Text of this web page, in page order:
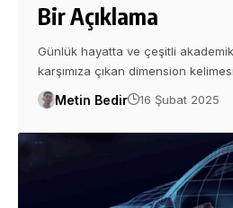
Bir Açıklama
Günlük hayatta ve çeşitli
karşımıza çıkan dimension
Metin Bedir 16 Şubat 2025